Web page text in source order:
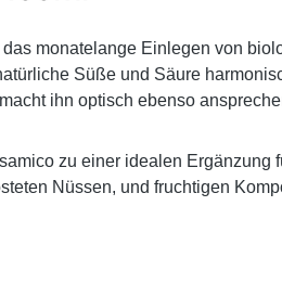
monatelange Einlegen von
Süße und Säure
ihn optisch ebenso
zu einer idealen Ergänzung
Nüssen, und fruchtigen